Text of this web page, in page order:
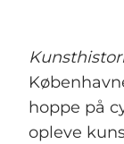
hoppe på
opleve